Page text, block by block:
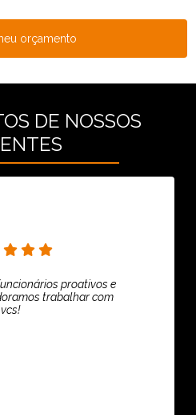
orçamento
DE NOSSOS
proativos e
trabalhar com
vcs!